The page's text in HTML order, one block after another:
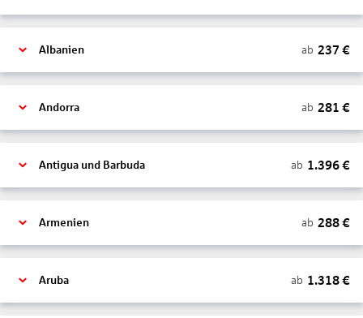
Albanien ab 237 €
Andorra ab 281 €
Antigua und Barbuda ab 1.396€
Armenien ab 288€
Aruba ab 1.318€